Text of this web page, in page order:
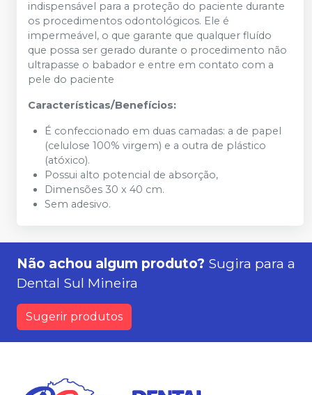
indispensável para a proteção do paciente durante
os procedimentos odontológicos. Ele é
impermeável, o que garante que qualquer fluído
que possa ser gerado durante o procedimento não
ultrapasse o babador e entre em contato com a
pele do paciente
Características/Benefícios:
É confeccionado em duas camadas: a de papel
(celulose 100% virgem) e a outra de plástico
(atóxico).
Possui alto potencial de absorção,
Dimensões 30 x 40 cm.
Sem adesivo.
Não achou algum produto? Sugira para a
Dental Sul Mineira
Sugerir produtos